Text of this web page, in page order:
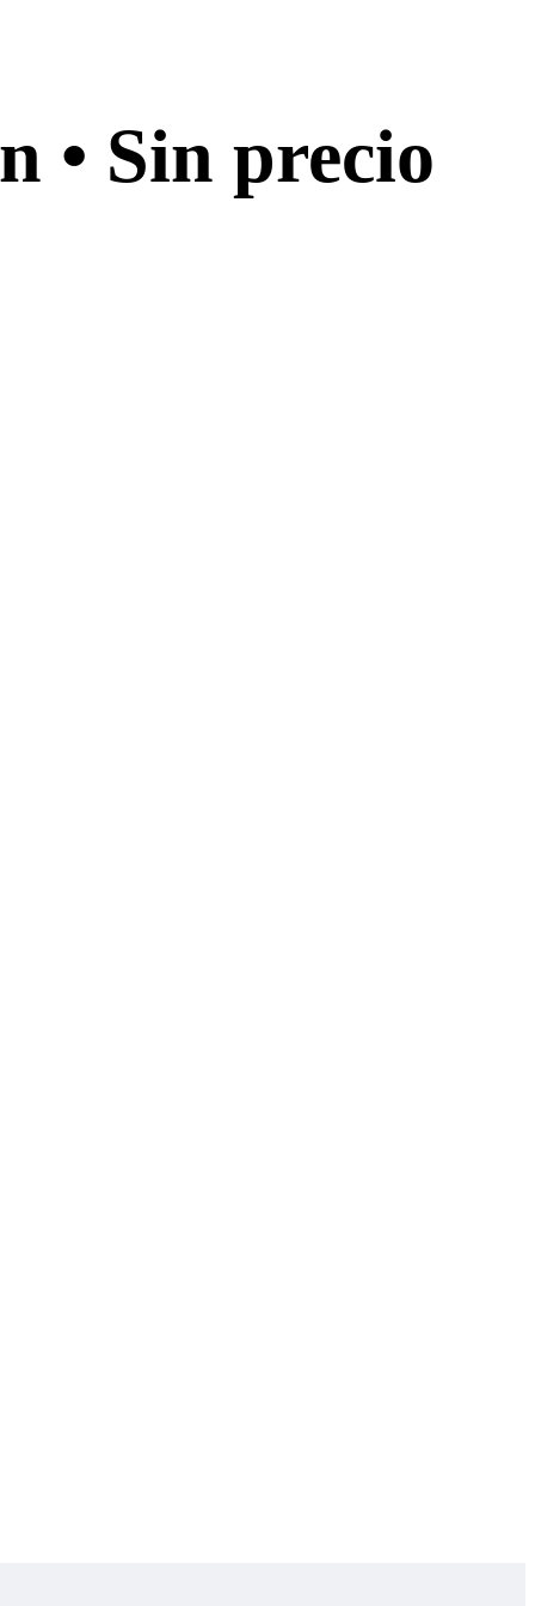
• Sin precio